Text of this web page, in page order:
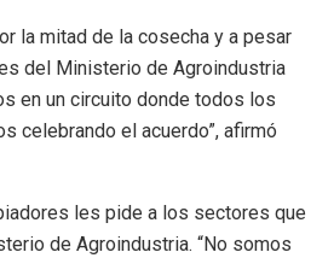
la mitad de la cosecha y a pesar
del Ministerio de Agroindustria
en un circuito donde todos los
celebrando el acuerdo”, afirmó
les pide a los sectores que
de Agroindustria. “No somos